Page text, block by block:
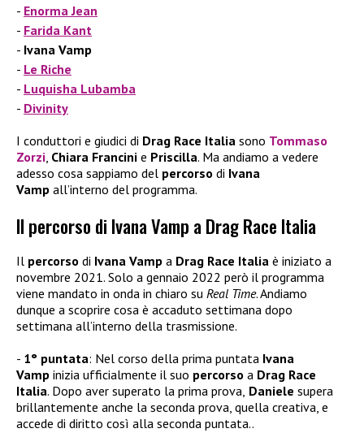
Enorma Jean
Farida Kant
Ivana Vamp
Le Riche
Luquisha Lubamba
Divinity
I conduttori e giudici di Drag Race Italia sono Tommaso
Zorzi Chiara Francini e Priscilla. Ma andiamo a vedere
adesso cosa sappiamo del percorso di Ivana
Vamp all’interno del programma.
Il percorso di Ivana Vamp a Drag Race Italia
Il percorso di Ivana Vamp a Drag Race Italia è iniziato a
novembre 2021. Solo a gennaio 2022 però il programma
viene mandato in onda in chiaro su Real Time. Andiamo
dunque a scoprire cosa è accaduto settimana dopo
settimana all’interno della trasmissione.
1° puntata: Nel corso della prima puntata Ivana
Vamp inizia ufficialmente il suo percorso a Drag Race
Italia. Dopo aver superato la prima prova, Daniele supera
brillantemente anche la seconda prova, quella creativa, e
accede di diritto così alla seconda puntata..